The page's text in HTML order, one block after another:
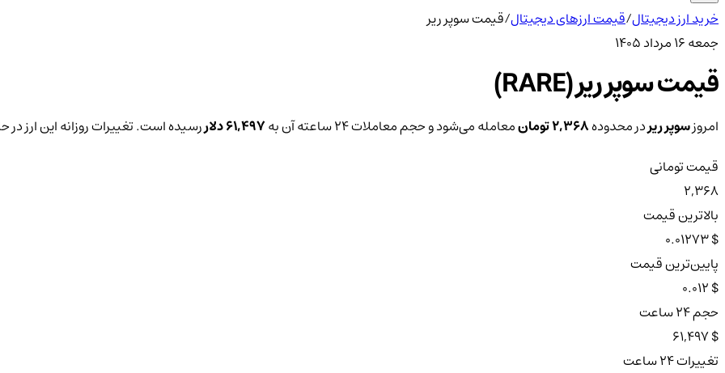
خرید ارز دیجیتال/قیمت ارزهای دیجیتال/قیمت سوپر ریر
جمعه ۱۶ مرداد ۱۴۰۵
قیمت سوپر ریر (RARE)
امروزسوپر ریردر محدوده2,368 تومان معامله می‌شود و حجم معاملات ۲۴ ساعته آن به 61,497 دلار رسیده است. تغییرات روزانه این ارز در
قیمت تومانی
2,368
بالاترین قیمت
$ 0.01273
پایین‌ترین قیمت
$ 0.012
حجم ۲۴ ساعت
$ 61,497
تغییرات ۲۴ ساعت